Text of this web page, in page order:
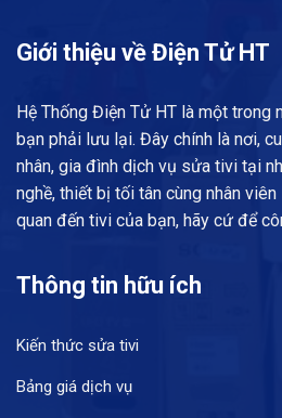
Giới thiệu về Điện Tử HT
Hệ Thống Điện Tử HT là một trong
bạn phải lưu lại. Đây chính là nơi,
nhân, gia đình dịch vụ sửa tivi tại
nghề, thiết bị tối tân cùng nhân
quan đến tivi của bạn, hãy cứ để
Thông tin hữu ích
Kiến thức sửa tivi
Bảng giá dịch vụ